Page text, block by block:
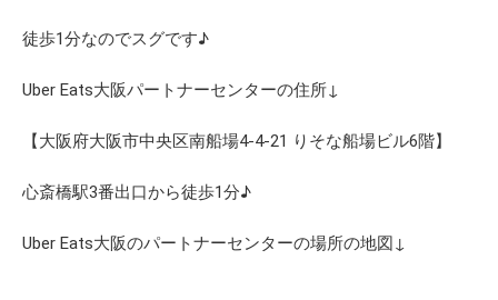
徒歩1分なのでスグです♪
Uber Eats大阪パートナーセンターの住所↓
【大阪府大阪市中央区南船場4-4-21 りそな船場ビル6階】
心斎橋駅3番出口から徒歩1分♪
Uber Eats大阪のパートナーセンターの場所の地図↓